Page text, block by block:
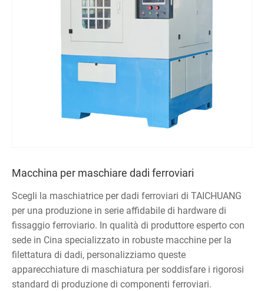
Macchina per maschiare dadi ferroviari
Scegli la maschiatrice per dadi ferroviari di TAICHUANG
per una produzione in serie affidabile di hardware di
fissaggio ferroviario. In qualità di produttore esperto con
sede in Cina specializzato in robuste macchine per la
filettatura di dadi, personalizziamo queste
apparecchiature di maschiatura per soddisfare i rigorosi
standard di produzione di componenti ferroviari.